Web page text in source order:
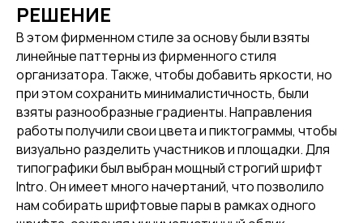
РЕШЕНИЕ
В этом фирменном стиле за основу были взяты
линейные паттерны из фирменного стиля
организатора. Также, чтобы добавить яркости, но
при этом сохранить минималистичность, были
взяты разнообразные градиенты. Направления
работы получили свои цвета и пиктограммы, чтобы
визуально разделить участников и площадки. Для
типографики был выбран мощный строгий шрифт
Intro. Он имеет много начертаний, что позволило
нам собирать шрифтовые пары в рамках одного